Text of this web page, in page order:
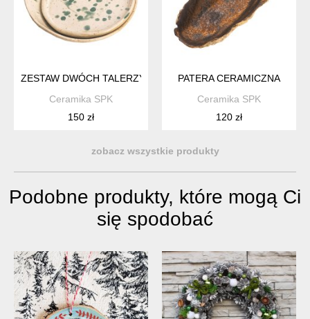
ZESTAW DWÓCH TALERZY
Ceramika SPK
150 zł
PATERA CERAMICZNA
Ceramika SPK
120 zł
zobacz wszystkie produkty
Podobne produkty, które mogą Ci
się spodobać